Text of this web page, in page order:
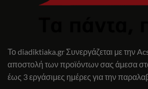
Το diadiktiaka.gr Συνεργάζεται με την
αποστολή των προϊόντων σας άμεσα
έως 3 εργάσιμες ημέρες για την